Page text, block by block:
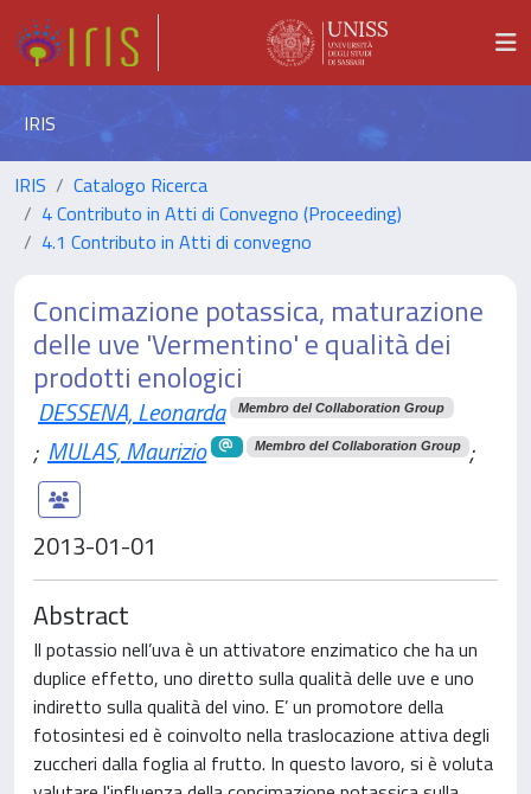
IRIS
IRIS
Catalogo Ricerca
4 Contributo in Atti di Convegno (Proceeding)
4.1 Contributo in Atti di convegno
Concimazione potassica, maturazione
delle uve 'Vermentino' e qualità dei
prodotti enologici
DESSENA, Leonarda Membro del Collaboration Group
; MULAS, Maurizio Membro del Collaboration Group ;
2013-01-01
Abstract
Il potassio nell’uva è un attivatore enzimatico che ha un
duplice effetto, uno diretto sulla qualità delle uve e uno
indiretto sulla qualità del vino. E’ un promotore della
fotosintesi ed è coinvolto nella traslocazione attiva degli
zuccheri dalla foglia al frutto. In questo lavoro, si è voluta